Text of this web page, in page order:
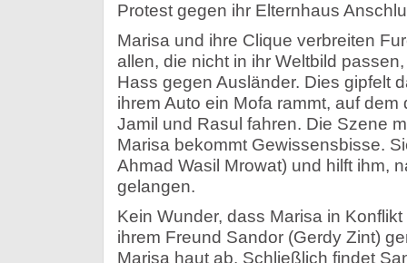
Protest gegen ihr Elternhaus
Marisa und ihre Clique verbreiten
allen, die nicht in ihr Weltbild
Hass gegen Ausländer. Dies gipfelt
ihrem Auto ein Mofa rammt, auf
Jamil und Rasul fahren. Die Szene
Marisa bekommt Gewissensbisse.
Ahmad Wasil Mrowat) und hilft ihm,
gelangen.
Kein Wunder, dass Marisa in
ihrem Freund Sandor (Gerdy Zint)
Marisa haut ab. Schließlich findet